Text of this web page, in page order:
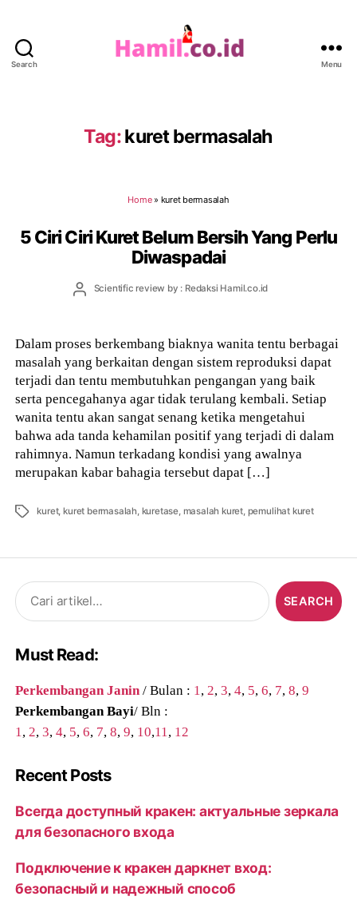
Search Menu
Tag:kuret bermasalah
Home» kuret bermasalah
5 Ciri Ciri Kuret Belum Bersih Yang Perlu
Diwaspadai
PostScientific review by : Redaksi Hamil.co.id
Dalam proses berkembang biaknya wanita tentu berbagai
masalah yang berkaitan dengan sistem reproduksi dapat
terjadi dan tentu membutuhkan pengangan yang baik
serta pencegahanya agar tidak terulang kembali. Setiap
wanita tentu akan sangat senang ketika mengetahui
bahwa ada tanda kehamilan positif yang terjadi di dalam
rahimnya. Namun terkadang kondisi yang awalnya
merupakan kabar bahagia tersebut dapat […]
Tags kuret, kuret bermasalah, kuretase, masalah kuret, pemulihat kuret
Search
for:
Must Read:
Perkembangan Janin/ Bulan : 1,2,3,4, 5,6, 7,8,9
Perkembangan Bayi/ Bln :
1,2,3,4, 5,6, 7,8,9, 10,11, 12
Recent Posts
Всегда доступный кракен: актуальные зеркала
для безопасного входа
Подключение к кракен даркнет вход:
безопасный и надежный способ